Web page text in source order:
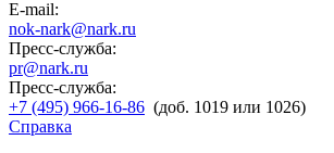
E-mail:
nok-nark@nark.ru
Пресс-служба:
pr@nark.ru
Пресс-служба:
+7 (495) 966-16-86 (доб. 1019 или 1026)
Справка